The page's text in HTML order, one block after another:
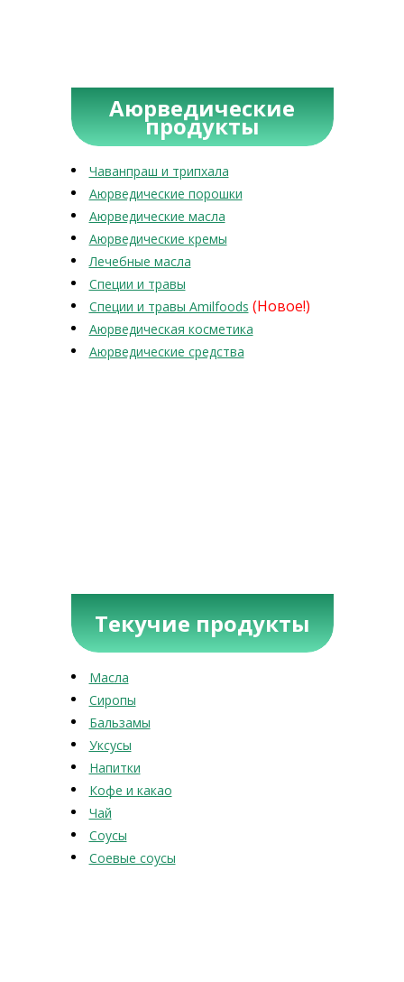
Аюрведические
продукты
Чаванпраш и трипхала
Аюрведические порошки
Аюрведические масла
Аюрведические кремы
Лечебные масла
Специи и травы
Специи и травы Amilfoods (Новое!)
Аюрведическая косметика
Аюрведические средства
Текучие продукты
Масла
Сиропы
Бальзамы
Уксусы
Напитки
Кофе и какао
Чай
Соусы
Соевые соусы